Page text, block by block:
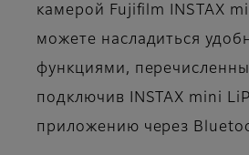
камерой Fujifilm INSTAX
можете насладиться
функциями,
подключив INSTAX mini
приложению через